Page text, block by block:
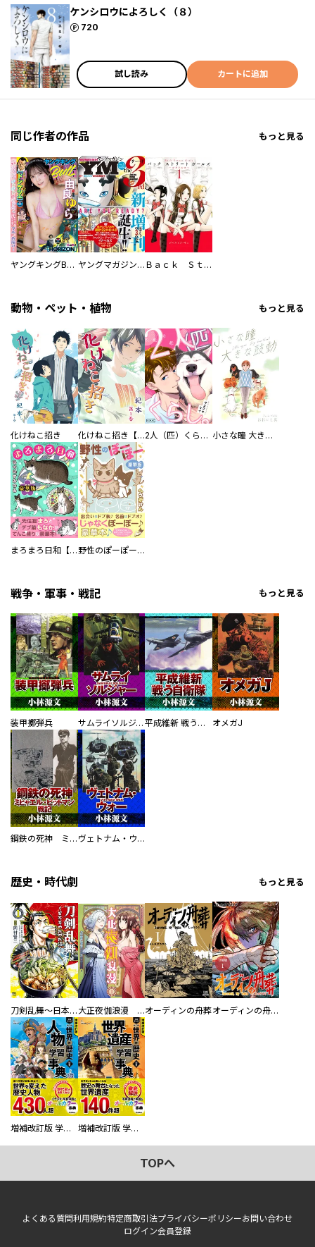
ケンシロウによろしく（８）
720
ポイント
試し読み カートに追加
同じ作者の作品 もっと見る
ヤングキングBULL ヤングマガジン サード Ｂａｃｋ Ｓｔｒｅｅｔ Ｇｉｒｌｓ
動物・ペット・植物 もっと見る
化けねこ招き 化けねこ招き【描きおろし付合冊版】 2人（匹）くらし。 小さな瞳 大きな鼓動
まろまろ日和【豪華版】 野性のぽーぽー【豪華版】
戦争・軍事・戦記 もっと見る
装甲擲弾兵 サムライソルジャー SAMURAI SOLDIER 平成維新 戦う自衛隊 オメガJ
鋼鉄の死神 ミヒャエル・ビットマン戦記 ヴェトナム・ウォー VIETNAM WAR
歴史・時代劇 もっと見る
刀剣乱舞～日本号つれづれ酒～ 大正夜伽浪漫 －金曜日の花嫁—オーディンの舟葬 オーディンの舟葬 分冊版
増補改訂版 学研まんが NEW世界の歴史 別巻 人物学習事典 増補改訂版 学研まんが NEW世界の歴史 別巻 世界遺産学習事典
TOPへ
よくある質問利用規約特定商取引法プライバシーポリシーお問い合わせ
ログイン会員登録